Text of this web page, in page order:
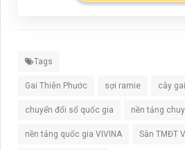
Tags
Gai Thiên Phước sợi ramie cây
chuyển đổi số quốc gia nền tảng
nền tảng quốc gia VIVINA Sàn TMĐT